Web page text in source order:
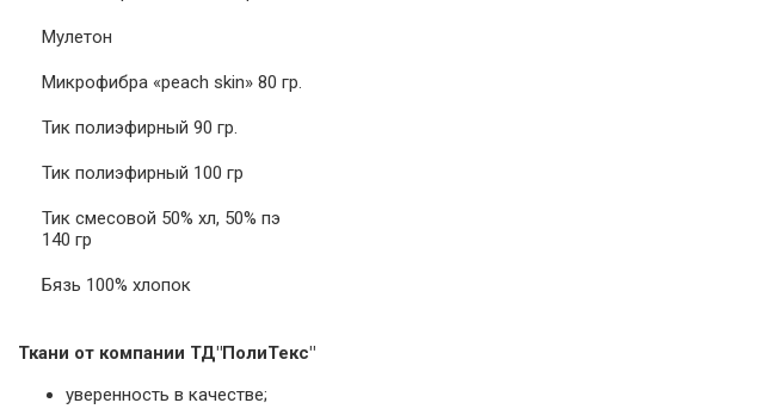
Мулетон
Микрофибра «peach skin» 80 гр.
Тик полиэфирный 90 гр.
Тик полиэфирный 100 гр
Тик смесовой 50% хл, 50% пэ
140 гр
Бязь 100% хлопок
Ткани от компании ТД"ПолиТекс"
уверенность в качестве;